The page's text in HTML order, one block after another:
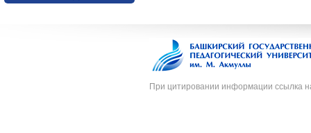
При цитировании информации ссылка